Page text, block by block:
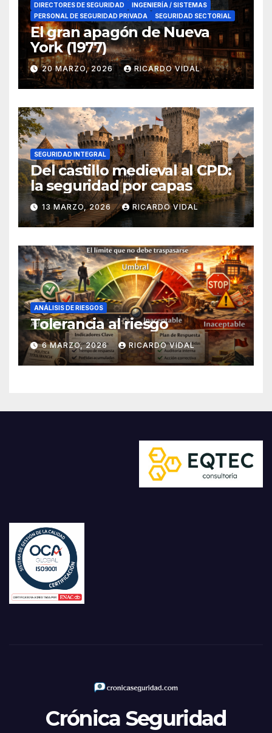
DIRECTORES DE SEGURIDAD
INGENIERÍA / SISTEMAS
PERSONAL DE SEGURIDAD PRIVADA
SEGURIDAD SECTORIAL
El gran apagón de Nueva
York (1977)
20 MARZO, 2026 RICARDO VIDAL
SEGURIDAD INTEGRAL
Del castillo medieval al CPD:
la seguridad por capas
13 MARZO, 2026 RICARDO VIDAL
ANÁLISIS DE RIESGOS
Tolerancia al riesgo
6 MARZO, 2026 RICARDO VIDAL
Crónica Seguridad